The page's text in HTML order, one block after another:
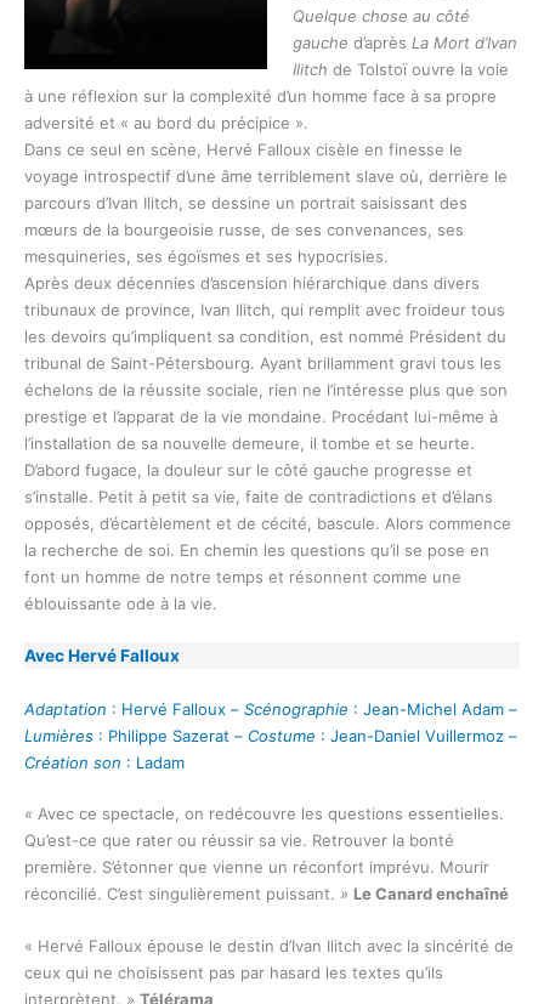
Quelque chose au côté
gauche d’après La Mort d’Ivan
Ilitch de Tolstoï ouvre la voie
à une réflexion sur la complexité d’un homme face à sa propre
adversité et « au bord du précipice ».
Dans ce seul en scène, Hervé Falloux cisèle en finesse le
voyage introspectif d’une âme terriblement slave où, derrière le
parcours d’Ivan Ilitch, se dessine un portrait saisissant des
mœurs de la bourgeoisie russe, de ses convenances, ses
mesquineries, ses égoïsmes et ses hypocrisies.
Après deux décennies d’ascension hiérarchique dans divers
tribunaux de province, Ivan Ilitch, qui remplit avec froideur tous
les devoirs qu’impliquent sa condition, est nommé Président du
tribunal de Saint-Pétersbourg. Ayant brillamment gravi tous les
échelons de la réussite sociale, rien ne l’intéresse plus que son
prestige et l’apparat de la vie mondaine. Procédant lui-même à
l’installation de sa nouvelle demeure, il tombe et se heurte.
D’abord fugace, la douleur sur le côté gauche progresse et
s’installe. Petit à petit sa vie, faite de contradictions et d’élans
opposés, d’écartèlement et de cécité, bascule. Alors commence
la recherche de soi. En chemin les questions qu’il se pose en
font un homme de notre temps et résonnent comme une
éblouissante ode à la vie.
Avec Hervé Falloux
Adaptation : Hervé Falloux – Scénographie : Jean-Michel Adam –
Lumières : Philippe Sazerat – Costume : Jean-Daniel Vuillermoz –
Création son : Ladam
« Avec ce spectacle, on redécouvre les questions essentielles.
Qu’est-ce que rater ou réussir sa vie. Retrouver la bonté
première. S’étonner que vienne un réconfort imprévu. Mourir
réconcilié. C’est singulièrement puissant. » Le Canard enchaîné
« Hervé Falloux épouse le destin d’Ivan Ilitch avec la sincérité de
ceux qui ne choisissent pas par hasard les textes qu’ils
interprètent. » Télérama